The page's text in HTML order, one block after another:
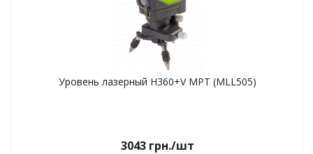
Уровень лазерный H360+V MPT (MLL505)
3043грн./шт